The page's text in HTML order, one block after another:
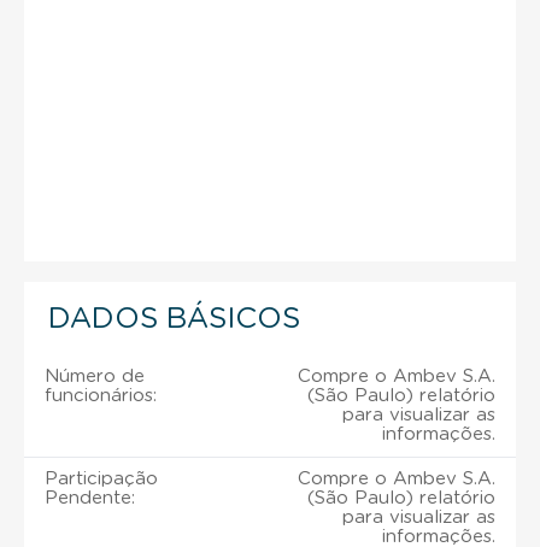
DADOS BÁSICOS
Número de
funcionários:
Compre o Ambev S.A.
(São Paulo) relatório
para visualizar as
informações.
Participação
Pendente:
Compre o Ambev S.A.
(São Paulo) relatório
para visualizar as
informações.